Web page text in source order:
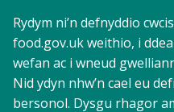
Rydym ni’n defnyddio
food.gov.uk weithio, i
wefan ac i wneud
Nid ydyn nhw’n cael eu
bersonol. Dysgu rhagor